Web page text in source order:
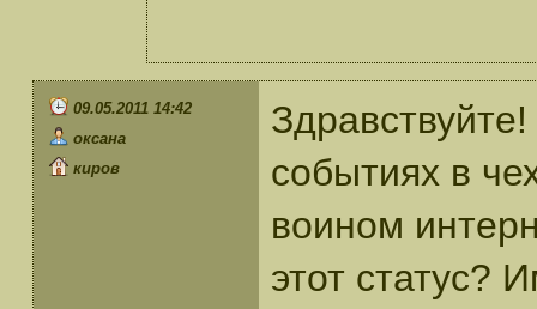
09.05.2011 14:42
оксана
киров
событиях в
воином
этот статус?